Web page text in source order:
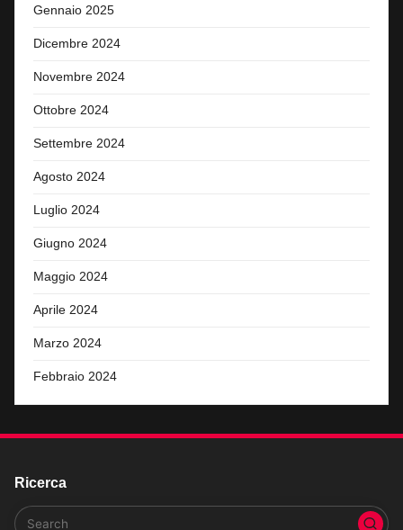
Gennaio 2025
Dicembre 2024
Novembre 2024
Ottobre 2024
Settembre 2024
Agosto 2024
Luglio 2024
Giugno 2024
Maggio 2024
Aprile 2024
Marzo 2024
Febbraio 2024
Ricerca